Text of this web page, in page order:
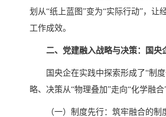
划从“纸上蓝图”变为“实际行动”，
工作成效。
二、党建融入战略与决策：国央
国央企在实践中探索形成了“制
略、决策从“物理叠加”走向“化学融合”
（一）制度先行：筑牢融合的制